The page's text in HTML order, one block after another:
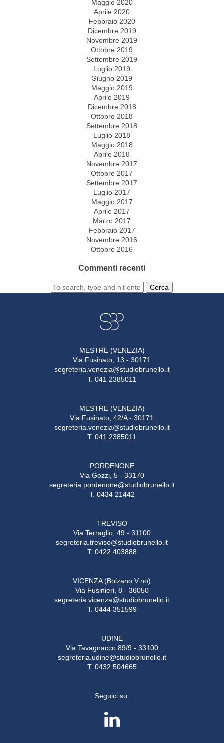
Maggio 2020
Aprile 2020
Febbraio 2020
Dicembre 2019
Novembre 2019
Ottobre 2019
Settembre 2019
Luglio 2019
Giugno 2019
Maggio 2019
Aprile 2019
Dicembre 2018
Ottobre 2018
Settembre 2018
Luglio 2018
Maggio 2018
Aprile 2018
Novembre 2017
Ottobre 2017
Settembre 2017
Luglio 2017
Maggio 2017
Aprile 2017
Marzo 2017
Febbraio 2017
Novembre 2016
Ottobre 2016
Commenti recenti
Cerca
MESTRE (VENEZIA)
Via Fusinato, 13 - 30171
segreteria.venezia@studiobrunello.it
T. 041 2385011
MESTRE (VENEZIA)
Via Fusinato, 42/A - 30171
segreteria.venezia@studiobrunello.it
T. 041 2385011
PORDENONE
Via Gozzi, 5 - 33170
segreteria.pordenone@studiobrunello.it
T. 0434 21442
TREVISO
Via Terraglio, 49 - 31100
segreteria.treviso@studiobrunello.it
T. 0422 403888
VICENZA (Bolzano V.no)
Via Fusinieri, 8 - 36050
segreteria.vicenza@studiobrunello.it
T. 0444 351599
UDINE
Via Tavagnacco 89/9 - 33100
segreteria.udine@studiobrunello.it
T. 0432 504665
Seguici su: